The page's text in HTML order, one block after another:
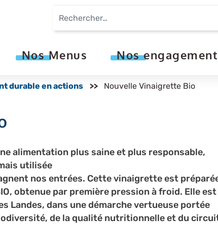
contenu
Nos Menus Nos
durable en actions Nouvelle Vinaigrette Bio
alimentation plus saine et plus responsable,
utilisée
nos entrées. Cette vinaigrette est
obtenue par première pression à froid. Elle est
Landes, dans une démarche vertueuse portée
de la qualité nutritionnelle et du